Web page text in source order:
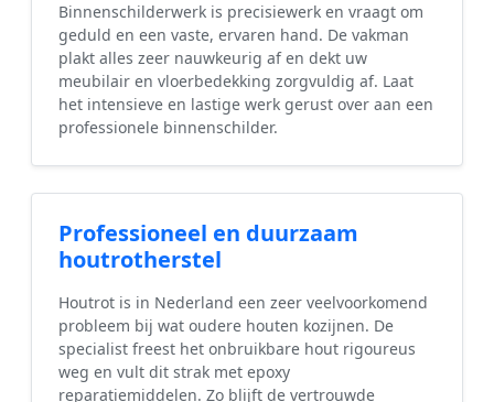
Binnenschilderwerk is precisiewerk en vraagt om
geduld en een vaste, ervaren hand. De vakman
plakt alles zeer nauwkeurig af en dekt uw
meubilair en vloerbedekking zorgvuldig af. Laat
het intensieve en lastige werk gerust over aan een
professionele binnenschilder.
Professioneel en duurzaam
houtrotherstel
Houtrot is in Nederland een zeer veelvoorkomend
probleem bij wat oudere houten kozijnen. De
specialist freest het onbruikbare hout rigoureus
weg en vult dit strak met epoxy
reparatiemiddelen. Zo blijft de vertrouwde